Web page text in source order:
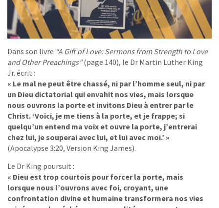
Dans son livre “A Gift of Love: Sermons from Strength to Love
and Other Preachings”(page 140), le Dr Martin Luther King
Jr. écrit :
« Le mal ne peut être chassé, ni par l’homme seul, ni par
un Dieu dictatorial qui envahit nos vies, mais lorsque
nous ouvrons la porte et invitons Dieu à entrer par le
Christ. ‘Voici, je me tiens à la porte, et je frappe; si
quelqu’un entend ma voix et ouvre la porte, j’entrerai
chez lui, je souperai avec lui, et lui avec moi.’ »
(Apocalypse 3:20, Version King James).
Le Dr King poursuit :
« Dieu est trop courtois pour forcer la porte, mais
lorsque nous l’ouvrons avec foi, croyant, une
confrontation divine et humaine transformera nos vies